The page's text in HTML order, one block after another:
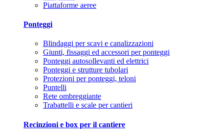
Piattaforme aeree
Ponteggi
Blindaggi per scavi e canalizzazioni
Giunti, fissaggi ed accessori per ponteggi
Ponteggi autosollevanti ed elettrici
Ponteggi e strutture tubolari
Protezioni per ponteggi, teloni
Puntelli
Rete ombreggiante
Trabattelli e scale per cantieri
Recinzioni e box per il cantiere